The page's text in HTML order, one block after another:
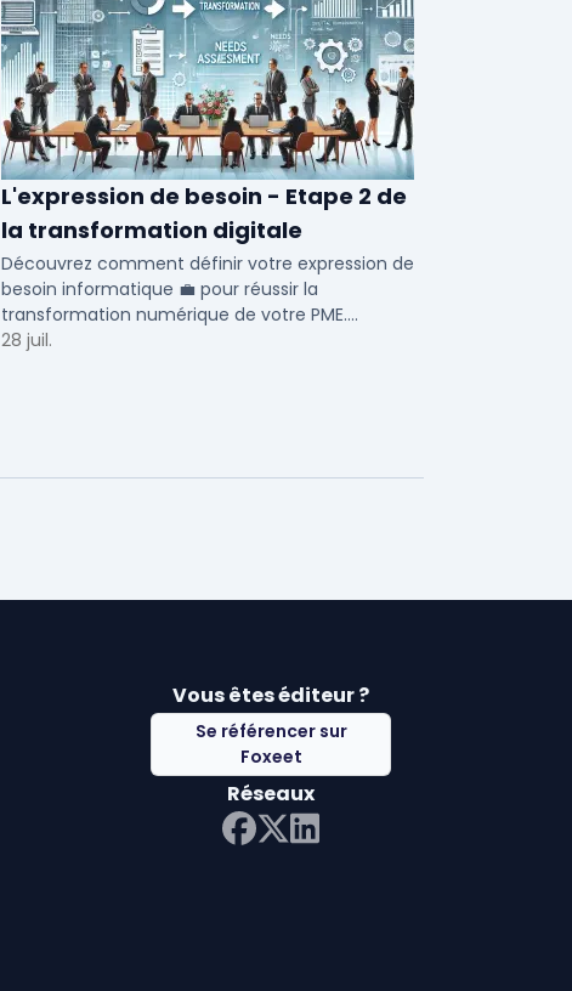
L'expression de besoin - Etape 2 de
la transformation digitale
Découvrez comment définir votre expression de
besoin informatique 💼 pour réussir la
transformation numérique de votre PME.
Optimisez vos processus métiers et RH avec nos
28 juil.
Vous êtes éditeur ?
Se référencer sur
Foxeet
Réseaux